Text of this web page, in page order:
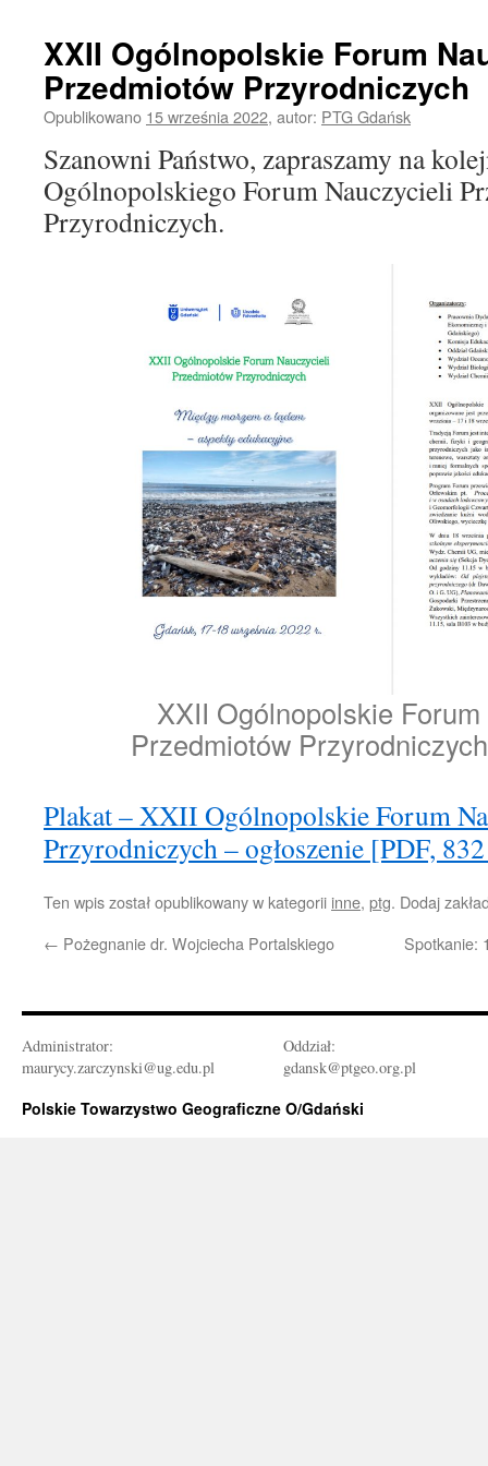
XXII Ogólnopolskie Forum
Przedmiotów Przyrodniczych
Opublikowano 15 września 2022, autor: PTG Gdańsk
Szanowni Państwo, zapraszamy na
Ogólnopolskiego Forum Nauczycieli
Przyrodniczych.
XXII Ogólnopolskie
Przedmiotów
Plakat – XXII Ogólnopolskie Forum
Przyrodniczych – ogłoszenie [PDF,
Ten wpis został opublikowany w kategorii inne, ptg. Dodaj
← Pożegnanie dr. Wojciecha Portalskiego Spotkanie:
Administrator:
maurycy.zarczynski@ug.edu.pl
Oddział:
gdansk@ptgeo.org.pl
Polskie Towarzystwo Geograficzne O/Gdański